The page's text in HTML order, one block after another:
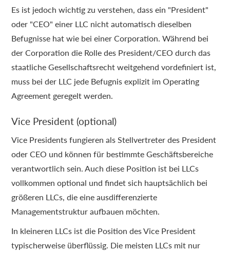
Es ist jedoch wichtig zu verstehen, dass ein "President"
oder "CEO" einer LLC nicht automatisch dieselben
Befugnisse hat wie bei einer Corporation. Während bei
der Corporation die Rolle des President/CEO durch das
staatliche Gesellschaftsrecht weitgehend vordefiniert ist,
muss bei der LLC jede Befugnis explizit im Operating
Agreement geregelt werden.
Vice President (optional)
Vice Presidents fungieren als Stellvertreter des President
oder CEO und können für bestimmte Geschäftsbereiche
verantwortlich sein. Auch diese Position ist bei LLCs
vollkommen optional und findet sich hauptsächlich bei
größeren LLCs, die eine ausdifferenzierte
Managementstruktur aufbauen möchten.
In kleineren LLCs ist die Position des Vice President
typischerweise überflüssig. Die meisten LLCs mit nur